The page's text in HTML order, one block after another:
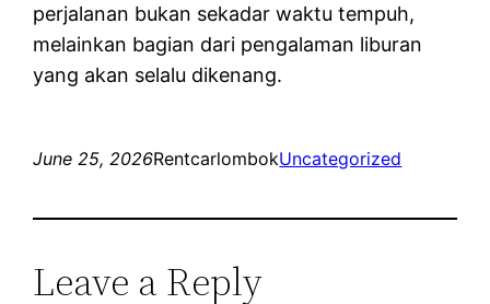
perjalanan bukan sekadar waktu tempuh,
melainkan bagian dari pengalaman liburan
yang akan selalu dikenang.
June 25, 2026RentcarlombokUncategorized
Leave a Reply